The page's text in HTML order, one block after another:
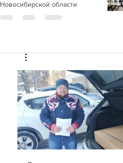
Новосибирской области